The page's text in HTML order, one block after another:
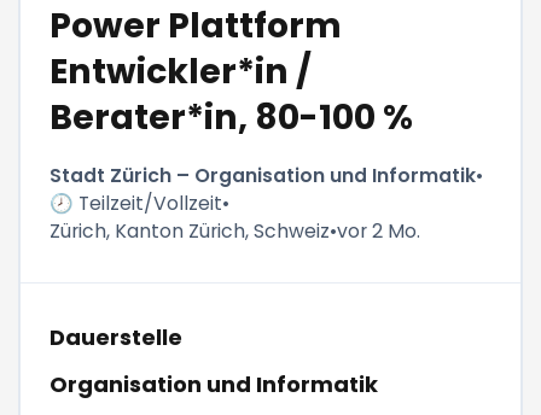
Power Plattform
Entwickler*in /
Berater*in, 80-100 %
Stadt Zürich – Organisation und Informatik•
🕗 Teilzeit/Vollzeit•
Zürich, Kanton Zürich, Schweiz•vor 2 Mo.
Dauerstelle
Organisation und Informatik